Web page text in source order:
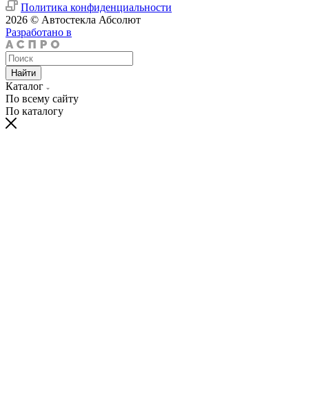
Политика конфиденциальности
2026 © Автостекла Абсолют
Разработано в
Найти
Каталог
По всему сайту
По каталогу